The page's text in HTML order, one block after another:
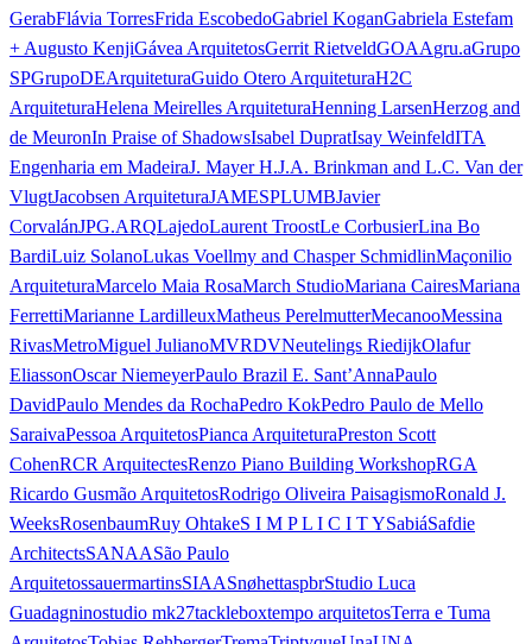
GerabFlávia TorresFrida EscobedoGabriel KoganGabriela Estefam
+ Augusto KenjiGávea ArquitetosGerrit RietveldGOAAgru.aGrupo
SPGrupoDEArquiteturaGuido Otero ArquiteturaH2C
ArquiteturaHelena Meirelles ArquiteturaHenning LarsenHerzog and
de MeuronIn Praise of ShadowsIsabel DupratIsay WeinfeldITA
Engenharia em MadeiraJ. Mayer H.J.A. Brinkman and L.C. Van der
VlugtJacobsen ArquiteturaJAMESPLUMBJavier
CorvalánJPG.ARQLajedoLaurent TroostLe CorbusierLina Bo
BardiLuiz SolanoLukas Voellmy and Chasper SchmidlinMaçonilio
ArquiteturaMarcelo Maia RosaMarch StudioMariana CairesMariana
FerrettiMarianne LardilleuxMatheus PerelmutterMecanooMessina
RivasMetroMiguel JulianoMVRDVNeutelings RiedijkOlafur
EliassonOscar NiemeyerPaulo Brazil E. Sant’AnnaPaulo
DavidPaulo Mendes da RochaPedro KokPedro Paulo de Mello
SaraivaPessoa ArquitetosPianca ArquiteturaPreston Scott
CohenRCR ArquitectesRenzo Piano Building WorkshopRGA
Ricardo Gusmão ArquitetosRodrigo Oliveira PaisagismoRonald J.
WeeksRosenbaumRuy OhtakeS I M P L I C I T YSabiáSafdie
ArchitectsSANAASão Paulo
ArquitetossauermartinsSIAASnøhettaspbrStudio Luca
Guadagninostudio mk27tackleboxtempo arquitetosTerra e Tuma